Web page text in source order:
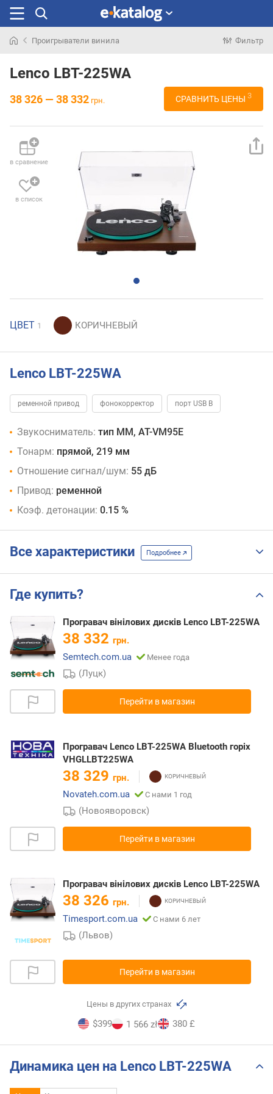
раньше
Проигрыватели винила Фильтр
Lenco LBT-225WA
38 326 — 38 332 грн. СРАВНИТЬ ЦЕНЫ 3
в сравнение
в список
ЦВЕТ 1
Lenco LBT-225WA
ременной привод фонокорректор порт USB B
Звукосниматель: тип MM, AT-VM95E
Тонарм: прямой, 219 мм
Отношение сигнал/шум: 55 дБ
Привод: ременной
Коэф. детонации: 0.15 %
Все характеристики Подробнее
Где купить?
Програвач вінілових дисків Lenco LBT-225WA
38 332 грн.
Semtech.com.ua
Менее года
(Луцк)
Перейти в магазин
Програвач Lenco LBT-225WA Bluetooth горіх
VHGLLBT225WA
38 329 грн.
Novateh.com.ua
С нами 1 год
(Новояворовск)
Перейти в магазин
Програвач вінілових дисків Lenco LBT-225WA
38 326 грн.
Timesport.com.ua
С нами 6 лет
(Львов)
Перейти в магазин
Цены в других странах
$399 1 566 zł 380 £
Динамика цен на Lenco LBT-225WA